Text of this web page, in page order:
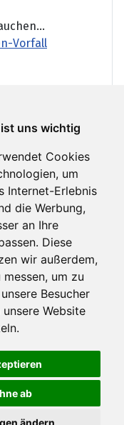
uns wichtig
Cookies
um
Internet-Erlebnis
die Werbung,
an Ihre
Diese
wir außerdem,
um zu
Besucher
Website
ab
ändern
Vorfall
ruft
aus
des
Roller-Fahrer
explodiert